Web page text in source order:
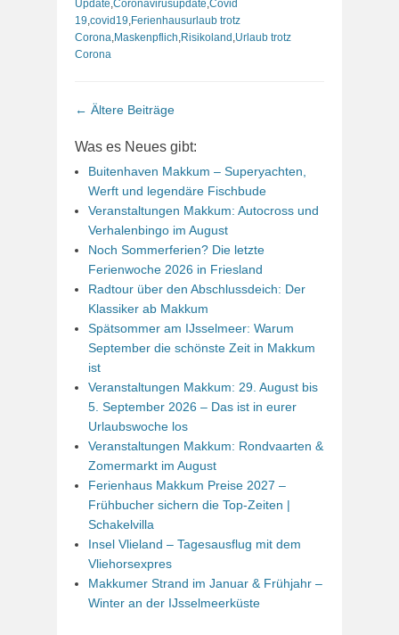
Update,Coronavirusupdate,Covid
19,covid19,Ferienhausurlaub trotz
Corona,Maskenpflich,Risikoland ,Urlaub trotz
Corona
Beitrags-
← Ältere Beiträge
Was es Neues gibt:
Buitenhaven Makkum – Superyachten,
Werft und legendäre Fischbude
Veranstaltungen Makkum: Autocross und
Verhalenbingo im August
Noch Sommerferien? Die letzte
Ferienwoche 2026 in Friesland
Radtour über den Abschlussdeich: Der
Klassiker ab Makkum
Spätsommer am IJsselmeer: Warum
September die schönste Zeit in Makkum
ist
Veranstaltungen Makkum: 29. August bis
5. September 2026 – Das ist in eurer
Urlaubswoche los
Veranstaltungen Makkum: Rondvaarten &
Zomermarkt im August
Ferienhaus Makkum Preise 2027 –
Frühbucher sichern die Top-Zeiten |
Schakelvilla
Insel Vlieland – Tagesausflug mit dem
Vliehorsexpres
Makkumer Strand im Januar & Frühjahr –
Winter an der IJsselmeerküste